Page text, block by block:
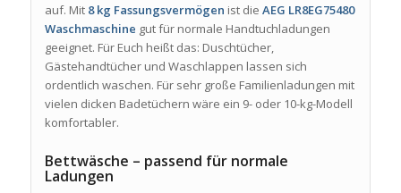
auf. Mit 8 kg Fassungsvermögen ist die AEG LR8EG75480
Waschmaschine gut für normale Handtuchladungen
geeignet. Für Euch heißt das: Duschtücher,
Gästehandtücher und Waschlappen lassen sich
ordentlich waschen. Für sehr große Familienladungen mit
vielen dicken Badetüchern wäre ein 9- oder 10-kg-Modell
komfortabler.
Bettwäsche – passend für normale
Ladungen